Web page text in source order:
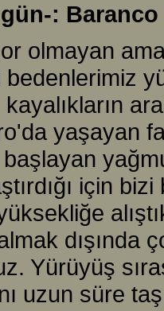
: Baranco
olmayan
yaşayan
için
dışında
Yürüyüş
uzun süre